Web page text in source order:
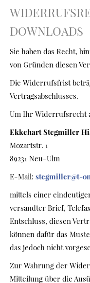
DOWNLOADS
Sie haben das Recht,
von Gründen diesen
Die Widerrufsfrist
Vertragsabschlusses.
Um Ihr Widerrufsrecht
Ekkehart Stegmiller
Mozartstr. 1
89231 Neu-Ulm
E-Mail: stegmiller@t-
mittels einer
versandter Brief,
Entschluss, diesen
können dafür das
das jedoch nicht
Zur Wahrung der
Mitteilung über die